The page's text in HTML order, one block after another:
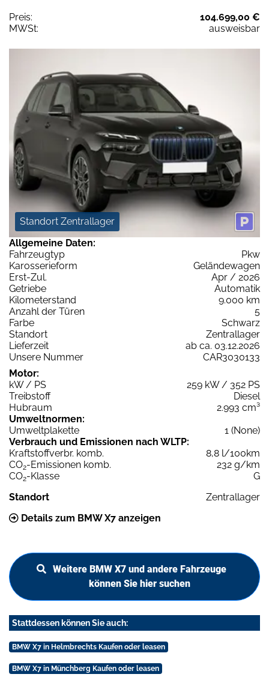
Preis:
104.699,00 €
MWSt:
ausweisbar
Standort Zentrallager
Allgemeine Daten:
Fahrzeugtyp
Pkw
Karosserieform
Geländewagen
Erst-Zul.
Apr / 2026
Getriebe
Automatik
Kilometerstand
9.000 km
Anzahl der Türen
5
Farbe
Schwarz
Standort
Zentrallager
Lieferzeit
ab ca. 03.12.2026
Unsere Nummer
CAR3030133
Motor:
kW / PS
259 kW / 352 PS
Treibstoff
Diesel
Hubraum
2.993 cm³
Umweltnormen:
Umweltplakette
1 (None)
Verbrauch und Emissionen nach WLTP:
Kraftstoffverbr. komb.
8,8 l/100km
CO2-Emissionen komb.
232 g/km
CO2-Klasse
G
Standort
Zentrallager
Details zum BMW X7 anzeigen
Weitere BMW X7 und andere Fahrzeuge
können Sie hier suchen
Stattdessen können Sie auch:
BMW X7 in Helmbrechts Kaufen oder leasen
BMW X7 in Münchberg Kaufen oder leasen